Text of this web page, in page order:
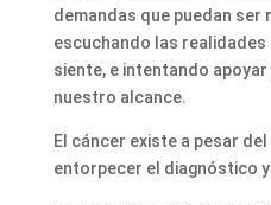
demandas que puedan ser
escuchando las realidades
siente, e intentando
nuestro alcance.
El cáncer existe a pesar
entorpecer el diagnóstico